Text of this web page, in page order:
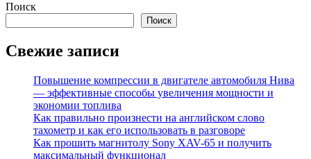
Поиск
Поиск
Свежие записи
Повышение компрессии в двигателе автомобиля Нива
— эффективные способы увеличения мощности и
экономии топлива
Как правильно произнести на английском слово
тахометр и как его использовать в разговоре
Как прошить магнитолу Sony XAV-65 и получить
максимальный функционал